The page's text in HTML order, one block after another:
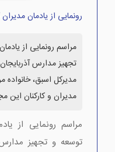
رونمایی از یادمان
مراسم رونمایی از
تجهیز مدارس
مدیرکل اسبق،
مدیران و کارکنان این
مراسم رونمایی از
توسعه و تجهیز